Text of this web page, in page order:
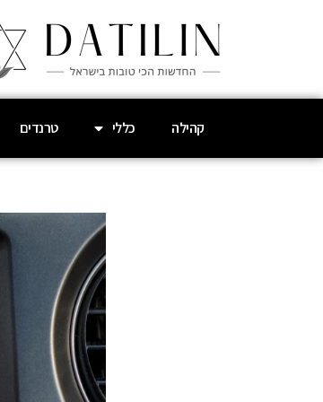
קהילה כללי טרנדים